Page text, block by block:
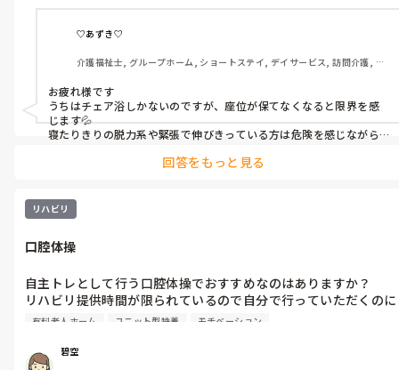
♡あずき♡
介護福祉士, グループホーム, ショートステイ, デイサービス, 訪問介護, 障
お疲れ様です
うちはチェア浴しかないのですが、座位が保てなくなると限界を感
じます💦
寝たりきりの脱力系や緊張で伸びきっている方は危険を感じながら
円背で膝が固まっていて立てなくても座って居られるので入浴可能
回答をもっと見る
リハビリ
口腔体操
自主トレとして行う口腔体操でおすすめなのはありますか？
リハビリ提供時間が限られているので自分で行っていただくのに
ありきたりなものはすぐにやらなくなってしまうなーと思ったの
きたいです。
有料老人ホーム ユニット型特養 モチベーション
碧空